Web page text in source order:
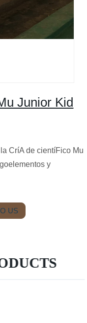
Junior Kid
CríA de cientíFico Mu
y
US